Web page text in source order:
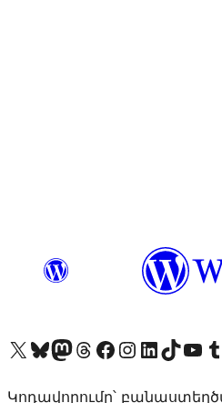
Visit our X (formerly Twitter) account
Visit our Bluesky account
Visit our Mastodon account
Visit our Threads account
Visit our Facebook page
Visit our Instagram account
Visit our LinkedIn account
Visit our TikTok
Visit our
Կոդավորումը՝